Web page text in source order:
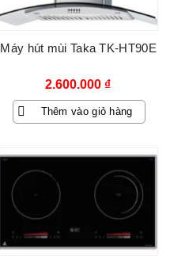
Máy hút mùi Taka TK-HT90E
2.600.000 ₫
Thêm vào giỏ hàng